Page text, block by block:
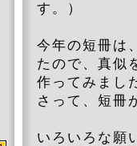
す。）
今年の短冊は
たので、真似
作ってみまし
さって、短冊
いろいろな願